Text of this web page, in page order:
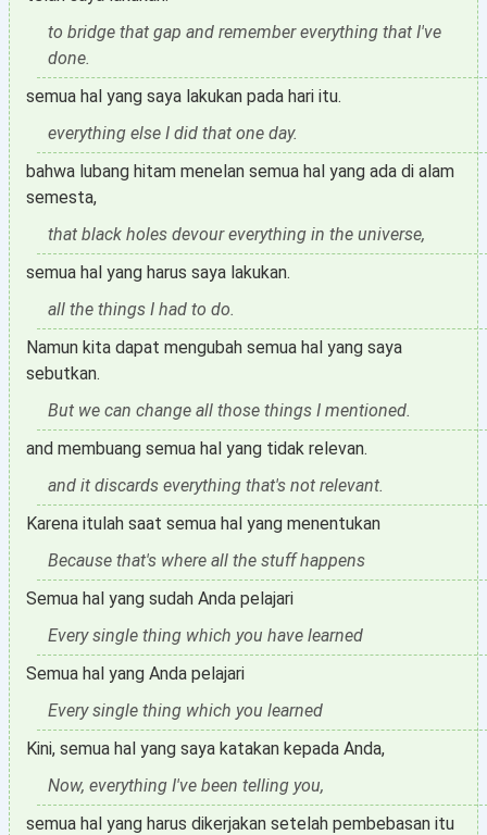
to bridge that gap and remember everything that I've
done.
semua hal yang saya lakukan pada hari itu.
everything else I did that one day.
bahwa lubang hitam menelan semua hal yang ada di alam
semesta,
that black holes devour everything in the universe,
semua hal yang harus saya lakukan.
all the things I had to do.
Namun kita dapat mengubah semua hal yang saya
sebutkan.
But we can change all those things I mentioned.
and membuang semua hal yang tidak relevan.
and it discards everything that's not relevant.
Karena itulah saat semua hal yang menentukan
Because that's where all the stuff happens
Semua hal yang sudah Anda pelajari
Every single thing which you have learned
Semua hal yang Anda pelajari
Every single thing which you learned
Kini, semua hal yang saya katakan kepada Anda,
Now, everything I've been telling you,
semua hal yang harus dikerjakan setelah pembebasan itu